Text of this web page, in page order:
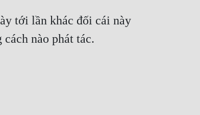
tới lần khác đối cái này
nào phát tác.